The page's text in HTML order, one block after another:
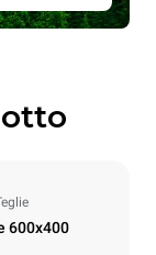
600x400